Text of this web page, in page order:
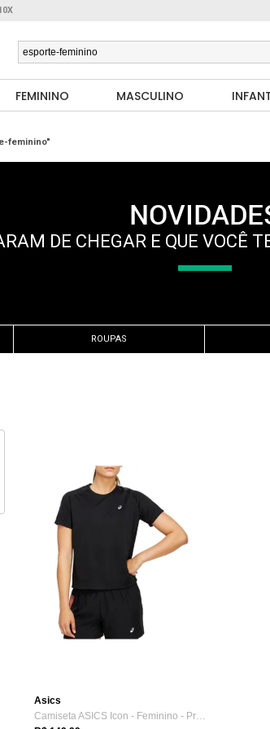
FEMININO MASCULINO
feminino"
DE CHEGAR E QUE VOCÊ
ROUPAS
Asics
Camiseta ASICS Icon - Feminino - Preto